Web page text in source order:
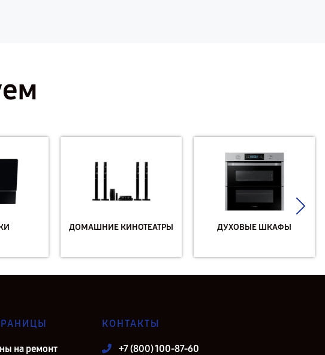
ДОМАШНИЕ КИНОТЕАТРЫ ДУХОВЫЕ ШКАФЫ
на ремонт
КОНТАКТЫ
+7 (800) 100-87-60